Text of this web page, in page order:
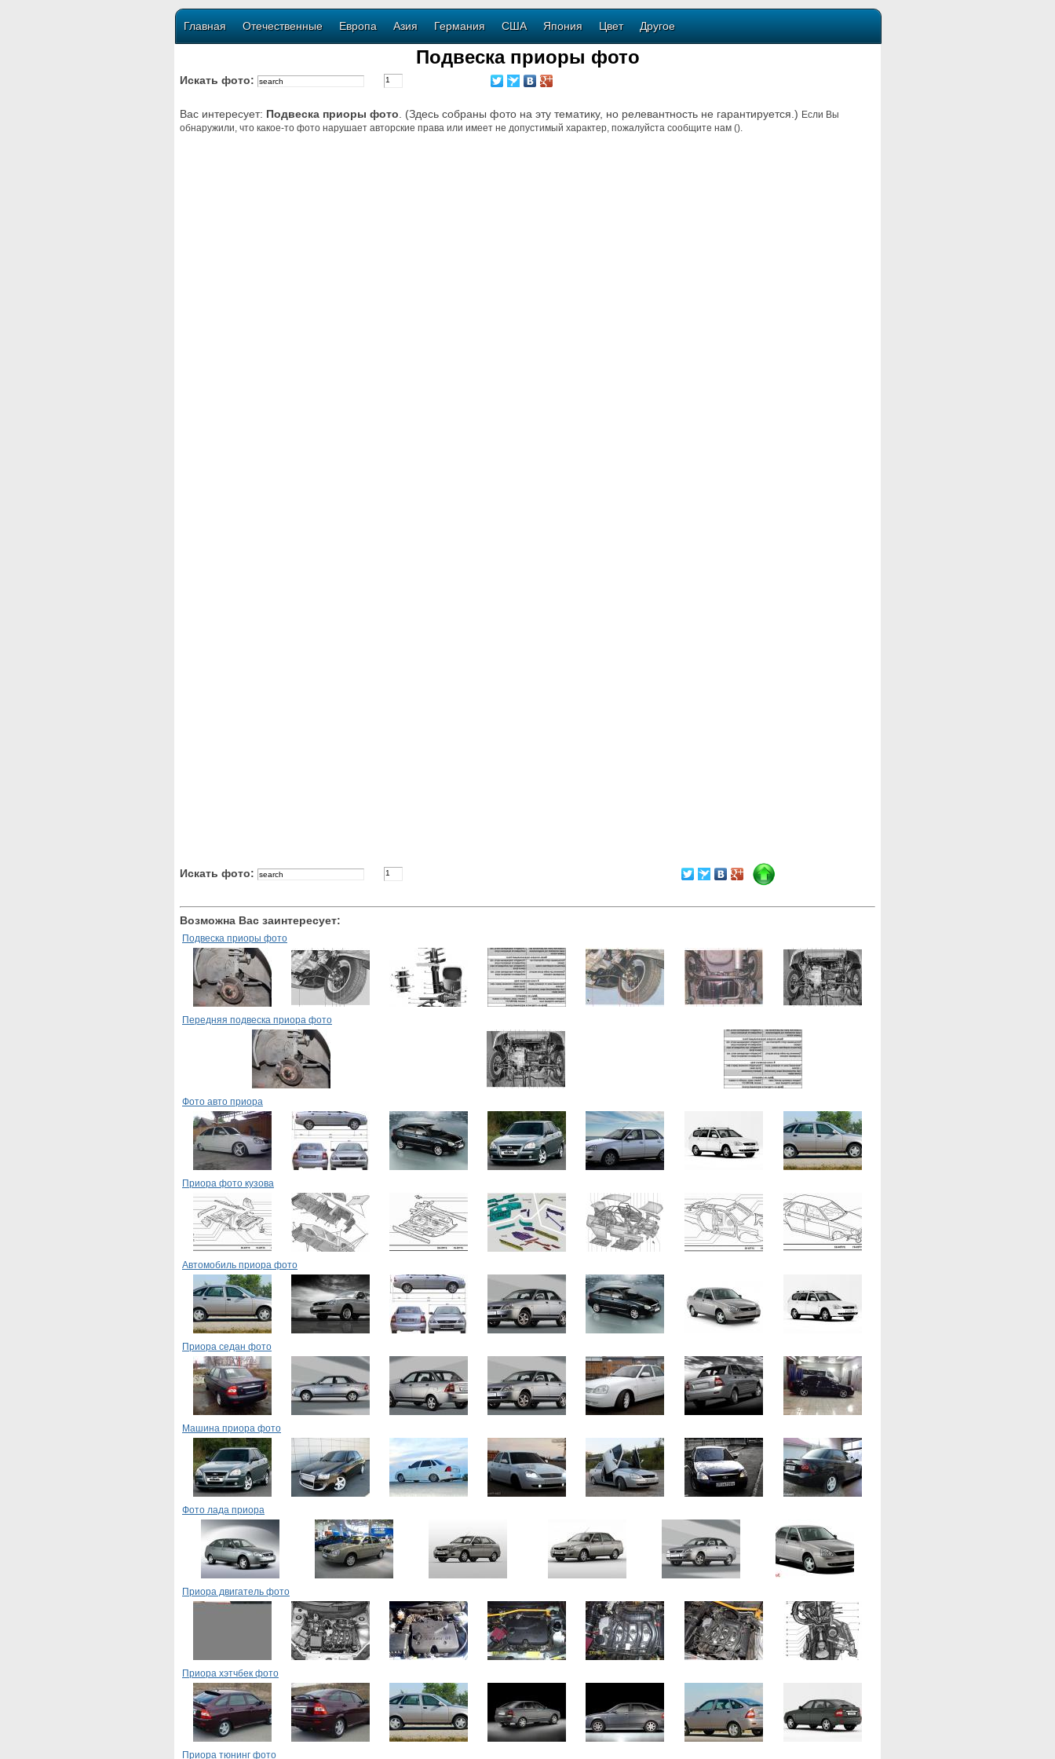
Главная Отечественные Европа Азия Германия США Япония Цвет Другое
Подвеска приоры фото
Искать фото:
Вас интересует: Подвеска приоры фото . (Здесь собраны фото на эту тематику, но релевантность не гарантируется.) Если Вы
обнаружили, что какое-то фото нарушает авторские права или имеет не допустимый характер, пожалуйста сообщите нам ().
Искать фото:
Возможна Вас заинтересует:
Подвеска приоры фото
Передняя подвеска приора фото
Фото авто приора
Приора фото кузова
Автомобиль приора фото
Приора седан фото
Машина приора фото
Фото лада приора
Приора двигатель фото
Приора хэтчбек фото
Приора тюнинг фото